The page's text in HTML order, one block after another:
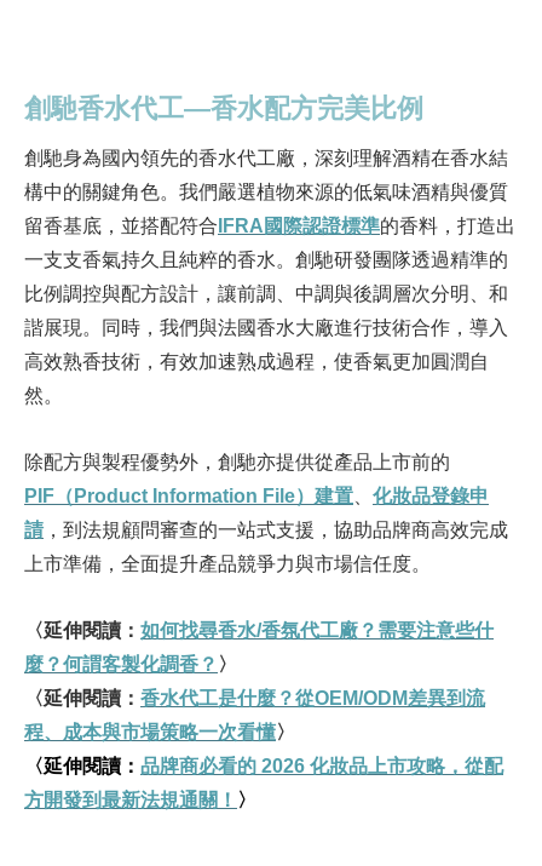
創馳香水代工—香水配方完美比例
創馳身為國內領先的香水代工廠，深刻理解酒精在香水結
構中的關鍵角色。我們嚴選植物來源的低氣味酒精與優質
留香基底，並搭配符合 IFRA 國際認證標準的香料，打造出
一支支香氣持久且純粹的香水。 創馳研發團隊透過精準的
比例調控與配方設計，讓前調、中調與後調層次分明、和
諧展現。同時，我們與法國香水大廠進行技術合作，導入
高效熟香技術，有效加速熟成過程，使香氣更加圓潤自
然。
除配方與製程優勢外，創馳亦提供從產品上市前的
PIF （Product Information File）建置
化妝品登錄申
請 ，到法規顧問審查的一站式支援，協助品牌商高效完成
上市準備，全面提升產品競爭力與市場信任度。
〈延伸閱讀： 如何找尋香水/香氛代工廠？需要注意些什
麼？何謂客製化調香？ 〉
〈延伸閱讀： 香水代工是什麼？從OEM/ODM差異到流
程、成本與市場策略一次看懂〉
〈延伸閱讀： 品牌商必看的 2026 化妝品上市攻略，從配
方開發到最新法規通關！ 〉